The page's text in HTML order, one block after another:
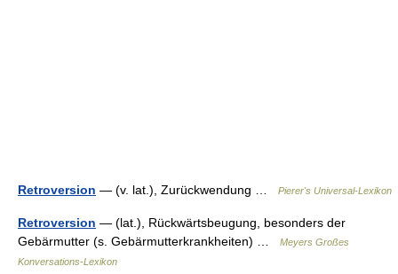
Retroversion — (v. lat.), Zurückwendung … Pierer's Universal-Lexikon
Retroversion — (lat.), Rückwärtsbeugung, besonders der
Gebärmutter (s. Gebärmutterkrankheiten) …
Meyers Großes
Konversations-Lexikon